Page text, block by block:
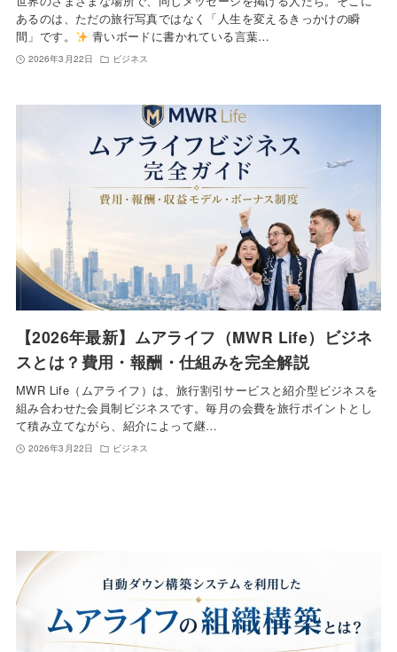
あるのは、ただの旅行写真ではなく「人生を変えるきっかけの瞬
間」です。
青いボードに書かれている言葉…
2026年3月22日 ビジネス
【2026年最新】ムアライフ（MWR Life）ビジネ
スとは？費用・報酬・仕組みを完全解説
MWR Life（ムアライフ）は、旅行割引サービスと紹介型ビジネスを
組み合わせた会員制ビジネスです。毎月の会費を旅行ポイントとし
て積み立てながら、紹介によって継…
2026年3月22日 ビジネス